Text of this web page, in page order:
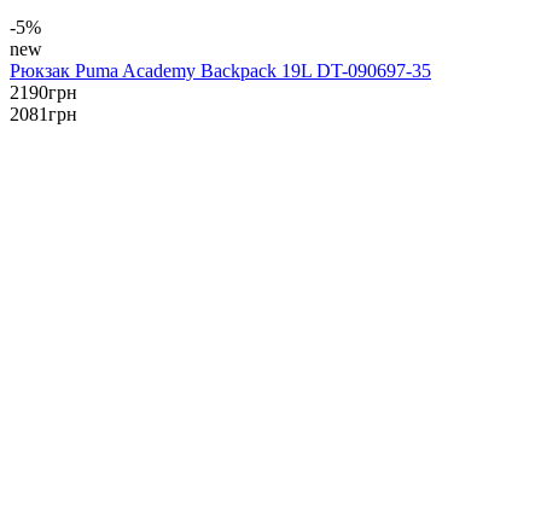
-5%
new
Рюкзак Puma Academy Backpack 19L DT-090697-35
2190грн
2081грн